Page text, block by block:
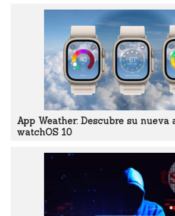
App Weather: Descubre su nueva
watchOS 10